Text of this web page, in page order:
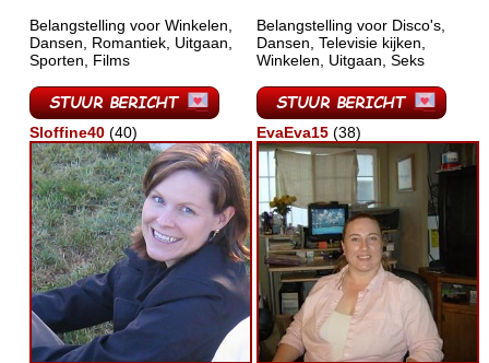
Belangstelling voor Winkelen,
Dansen, Romantiek, Uitgaan,
Sporten, Films
Belangstelling voor Disco's,
Dansen, Televisie kijken,
Winkelen, Uitgaan, Seks
Sloffine40 (40) EvaEva15 (38)